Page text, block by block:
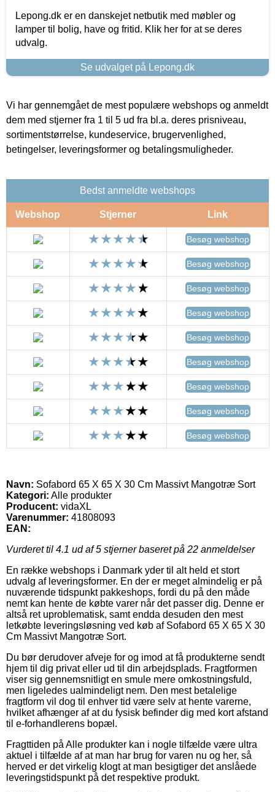
Lepong.dk er en danskejet netbutik med møbler og
lamper til bolig, have og fritid. Klik her for at se deres
udvalg.
Se udvalget på Lepong.dk
Vi har gennemgået de mest populære webshops og anmeldt
dem med stjerner fra 1 til 5 ud fra bl.a. deres prisniveau,
sortimentstørrelse, kundeservice, brugervenlighed,
betingelser, leveringsformer og betalingsmuligheder.
Bedst anmeldte webshops
Webshop Stjerner Link
Besøg webshop
Besøg webshop
Besøg webshop
Besøg webshop
Besøg webshop
Besøg webshop
Besøg webshop
Besøg webshop
Besøg webshop
Navn: Sofabord 65 X 65 X 30 Cm Massivt Mangotræ Sort
Kategori: Alle produkter
Producent: vidaXL
Varenummer: 41808093
EAN:
Vurderet til 4.1 ud af 5 stjerner baseret på 22 anmeldelser
En række webshops i Danmark yder til alt held et stort
udvalg af leveringsformer. En der er meget almindelig er på
nuværende tidspunkt pakkeshops, fordi du på den måde
nemt kan hente de købte varer når det passer dig. Denne er
altså ret uproblematisk, samt endda desuden den mest
letkøbte leveringsløsning ved køb af Sofabord 65 X 65 X 30
Cm Massivt Mangotræ Sort.
Du bør derudover afveje for og imod at få produkterne sendt
hjem til dig privat eller ud til din arbejdsplads. Fragtformen
viser sig gennemsnitligt en smule mere omkostningsfuld,
men ligeledes ualmindeligt nem. Den mest betalelige
fragtform vil dog til enhver tid være selv at hente varerne,
hvilket afhænger af at du fysisk befinder dig med kort afstand
til e-forhandlerens bopæl.
Fragttiden på Alle produkter kan i nogle tilfælde være ultra
aktuel i tilfælde af at man har brug for varen nu og her, så
herved er det virkelig klogt at man besigtiger det anslåede
leveringstidspunkt på det respektive produkt.